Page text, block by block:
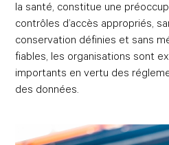
la santé, constitue une
contrôles d’accès appropriés,
conservation définies et sans
fiables, les organisations sont
importants en vertu des
des données.